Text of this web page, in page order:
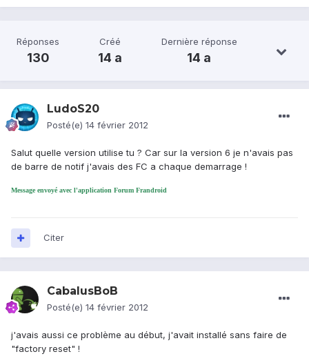
Réponses
130
Créé
14 a
Dernière réponse
14 a
LudoS20
Posté(e) 14 février 2012
Salut quelle version utilise tu ? Car sur la version 6 je n'avais pas
de barre de notif j'avais des FC a chaque demarrage !
Message envoyé avec l'application Forum Frandroid
Citer
CabalusBoB
Posté(e) 14 février 2012
j'avais aussi ce problème au début, j'avait installé sans faire de
"factory reset" !